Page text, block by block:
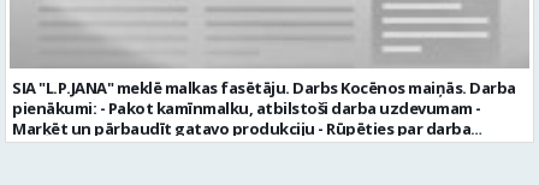
konkursa termiņa beigām sazināsimies ar pretendentiem, kuri tiks
aicināti uz tikšanos klātienē. Informācijai: 29231565 * Iesniegtos
personas datus SIA “VTU VALMIERA” izmantos, lai konkursa kārtībā
noteiktu vakancei atbilstošāko kandidātu. Ja kandidāts vēlas, lai
viņa personas dati tiktu saglabāti SIA “VTU VALMIERA” iekšējā datu
bāzē ar mērķi tos apstrādāt citos SIA “VTU VALMIERA” personāla
atlases konkursos, tad pieteikumā vakancei lūdzam kandidātam
SIA "L.P.JANA" meklē malkas fasētāju. Darbs Kocēnos maiņās. Darba
pienākumi: - Pakot kamīnmalku, atbilstoši darba uzdevumam -
Marķēt un pārbaudīt gatavo produkciju - Rūpēties par darba